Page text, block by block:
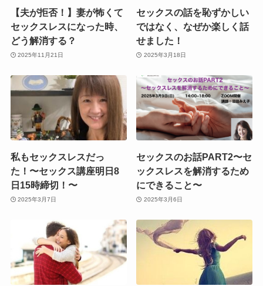
【夫が拒否！】妻が怖くて
セックスレスになった時、
どう解消する？
2025年11月21日
セックスの話を恥ずかしい
ではなく、なぜか楽しく話
せました！
2025年3月18日
私もセックスレスだっ
た！〜セックス講座明日8
日15時締切！〜
2025年3月7日
セックスのお話PART2〜セ
ックスレスを解消するため
にできること〜
2025年3月6日